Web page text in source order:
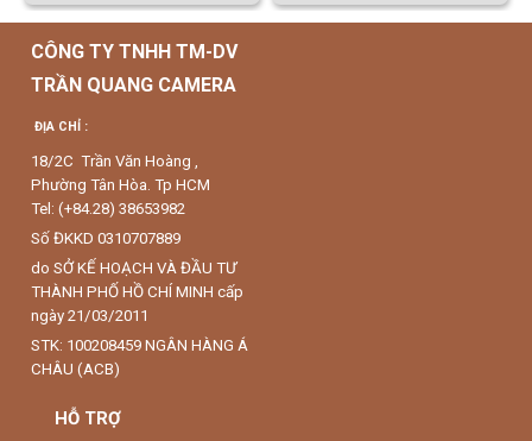
CÔNG TY TNHH TM-DV
TRẦN QUANG CAMERA
ĐỊA CHỈ :
18/2C Trần Văn Hoàng ,
Phường Tân Hòa. Tp HCM
Tel: (+84.28) 38653982
Số ĐKKD 0310707889
do SỞ KẾ HOẠCH VÀ ĐẦU TƯ
THÀNH PHỐ HỒ CHÍ MINH cấp
ngày 21/03/2011
STK: 100208459 NGÂN HÀNG Á
CHÂU (ACB)
HỖ TRỢ